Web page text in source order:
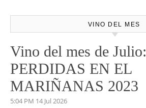
VINO DEL MES
Vino del mes de Julio:
PERDIDAS EN EL
MARIÑANAS 2023
5:04 PM 14 Jul 2026